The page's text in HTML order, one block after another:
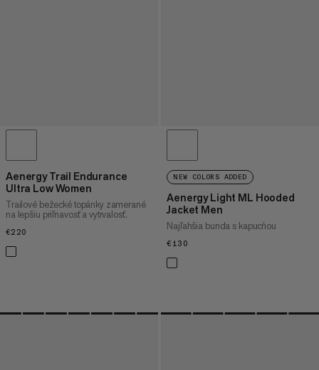
Aenergy Trail Endurance
Ultra Low Women
Trailové bežecké topánky zamerané
na lepšiu priľnavosť a vytrvalosť.
€220
NEW COLORS ADDED
Aenergy Light ML Hooded
Jacket Men
Najľahšia bunda s kapucňou
€130